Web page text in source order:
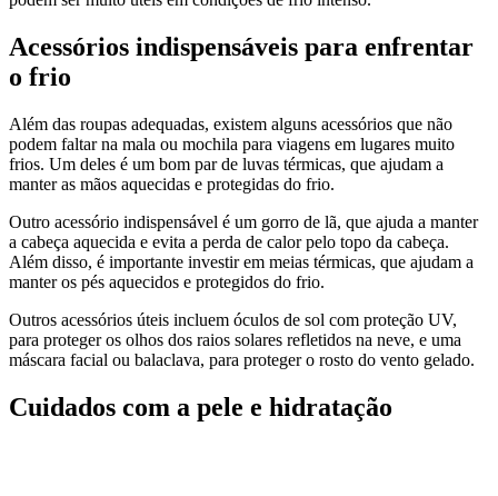
Acessórios indispensáveis para enfrentar
o frio
Além das roupas adequadas, existem alguns acessórios que não
podem faltar na mala ou mochila para viagens em lugares muito
frios. Um deles é um bom par de luvas térmicas, que ajudam a
manter as mãos aquecidas e protegidas do frio.
Outro acessório indispensável é um gorro de lã, que ajuda a manter
a cabeça aquecida e evita a perda de calor pelo topo da cabeça.
Além disso, é importante investir em meias térmicas, que ajudam a
manter os pés aquecidos e protegidos do frio.
Outros acessórios úteis incluem óculos de sol com proteção UV,
para proteger os olhos dos raios solares refletidos na neve, e uma
máscara facial ou balaclava, para proteger o rosto do vento gelado.
Cuidados com a pele e hidratação